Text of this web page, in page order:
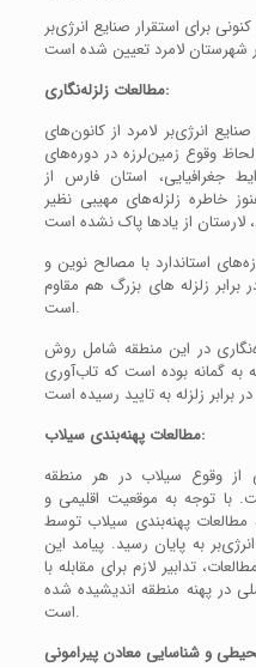
برای استقرار صنایع انرژی‌بر
مطالعات زلزله‌نگاری:
انرژی‌بر لامرد از کانون‌های
وقوع زمین‌لرزه در دوره‌های
جغرافیایی، استان فارس از
خاطره زلزله‌های مهیبی نظیر
استاندارد با مصالح نوین و
برابر زلزله های بزرگ هم مقاوم
است.
در این منطقه شامل روش
گمانه بوده است که تاب‌آوری
مطالعات پهنه‌بندی سیلاب:
وقوع سیلاب در هر منطقه
با توجه به موقعیت اقلیمی و
مطالعات پهنه‌بندی سیلاب توسط
به پایان رسید. پیامد این
تدابیر لازم برای مقابله با
در پهنه منطقه اندیشیده شده
است.